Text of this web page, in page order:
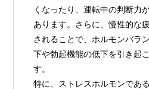
くなったり、運転中の判断力
あります。さらに、慢性的な
されることで、ホルモンバラ
下や勃起機能の低下を引き起
す。
特に、ストレスホルモンであ